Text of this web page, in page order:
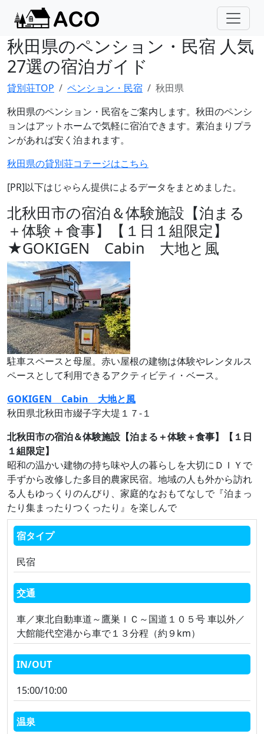
秋田県のペンション・民宿 人気
27選の宿泊ガイド
貸別荘TOP ペンション・民宿
秋田県
秋田県のペンション・民宿をご案内します。秋田のペンシ
ョンはアットホームで気軽に宿泊できます。素泊まりプラ
ンがあれば安く泊まれます。
秋田県の貸別荘コテージはこちら
[PR]以下はじゃらん提供によるデータをまとめました。
北秋田市の宿泊＆体験施設【泊まる
＋体験＋食事】【１日１組限定】
★GOKIGEN Cabin 大地と風
駐車スペースと母屋。赤い屋根の建物は体験やレンタルス
ペースとして利用できるアクティビティ・ベース。
GOKIGEN Cabin 大地と風
秋田県北秋田市綴子字大堤１７‐１
北秋田市の宿泊＆体験施設【泊まる＋体験＋食事】【１日
１組限定】
昭和の温かい建物の持ち味や人の暮らしを大切にＤＩＹで
手ずから改修した多目的農家民宿。地域の人も外から訪れ
る人もゆっくりのんびり、家庭的なおもてなしで『泊まっ
たり集まったりつくったり』を楽しんで
宿タイプ
民宿
交通
車／東北自動車道～鷹巣ＩＣ～国道１０５号 車以外／
大館能代空港から車で１３分程（約９km）
IN/OUT
15:00/10:00
温泉